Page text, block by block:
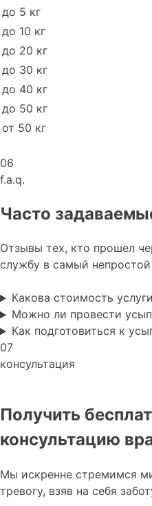
до 5 кг
до 10 кг
до 20 кг
до 30 кг
до 40 кг
до 50 кг
от 50 кг
06
f.a.q.
Часто
Отзывы тех, кто прошел
службу в самый
Какова стоимость
Можно ли провести
Как подготовиться к
07
консультация
Получить
консультацию
Мы искренне стремимся
тревогу, взяв на себя